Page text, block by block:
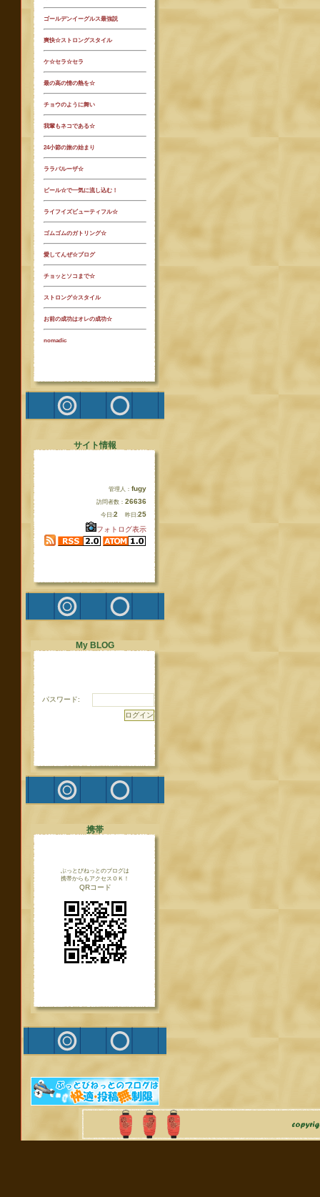
ゴールデンイーグルス最強説
爽快☆ストロングスタイル
ケ☆セラ☆セラ
最の高の情の熱を☆
チョウのように舞い
我輩もネコである☆
24小節の旅の始まり
ララパルーザ☆
ビール☆で一気に流し込む！
ライフイズビューティフル☆
ゴムゴムのガトリング☆
愛してんぜ☆ブログ
チョッとソコまで☆
ストロング☆スタイル
お前の成功はオレの成功☆
nomadic
サイト情報
管理人： fugy
訪問者数： 26636
今日:2 昨日:25
フォトログ表示
My BLOG
パスワード:
携帯
ぶっとびねっとのブログは
携帯からもアクセスＯＫ！
QRコード